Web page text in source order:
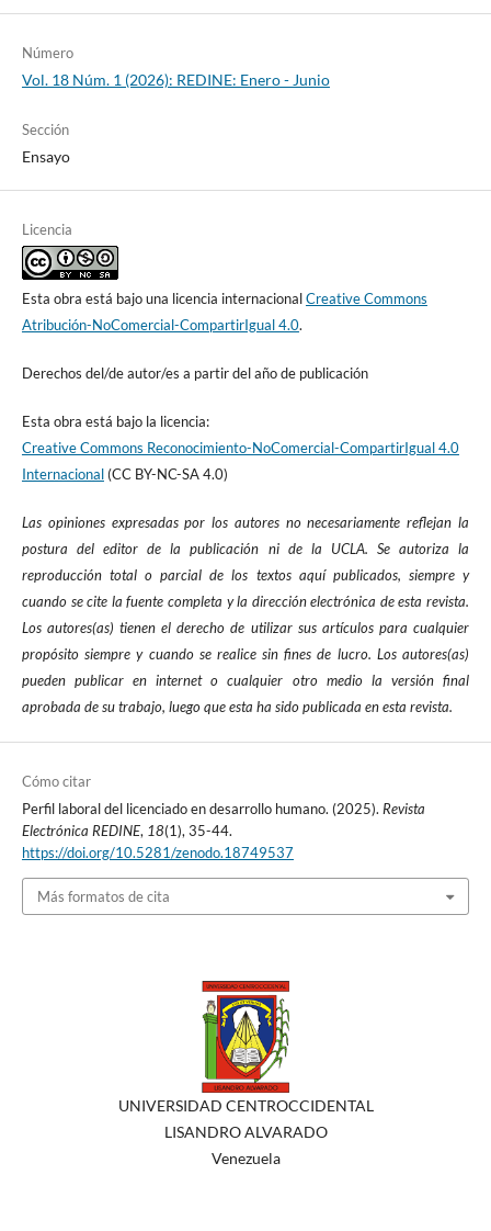
Número
Vol. 18 Núm. 1 (2026): REDINE: Enero - Junio
Sección
Ensayo
Licencia
Esta obra está bajo una licencia internacionalCreative Commons
Atribución-NoComercial-CompartirIgual 4.0.
Derechos del/de autor/es a partir del año de publicación
Esta obra está bajo la licencia:
Creative Commons Reconocimiento-NoComercial-CompartirIgual 4.0
Internacional(CC BY-NC-SA 4.0)
Las opiniones expresadas por los autores no necesariamente reflejan la
postura del editor de la publicación ni de la UCLA. Se autoriza la
reproducción total o parcial de los textos aquí publicados, siempre y
cuando se cite la fuente completa y la dirección electrónica de esta revista.
Los autores(as) tienen el derecho de utilizar sus artículos para cualquier
propósito siempre y cuando se realice sin fines de lucro. Los autores(as)
pueden publicar en internet o cualquier otro medio la versión final
aprobada de su trabajo, luego que esta ha sido publicada en esta revista.
Cómo citar
Perfil laboral del licenciado en desarrollo humano. (2025). Revista
Electrónica REDINE, 18(1), 35-44.
https://doi.org/10.5281/zenodo.18749537
Más formatos de cita
UNIVERSIDAD CENTROCCIDENTAL
LISANDRO ALVARADO
Venezuela